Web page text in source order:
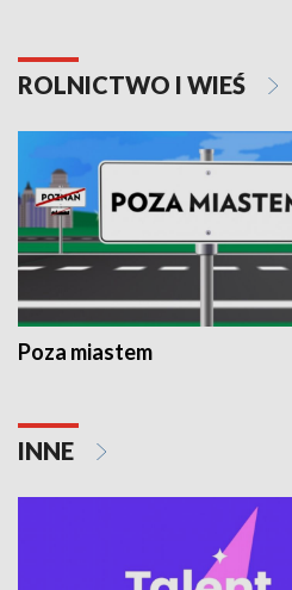
ROLNICTWO I WIEŚ
Poza miastem
INNE